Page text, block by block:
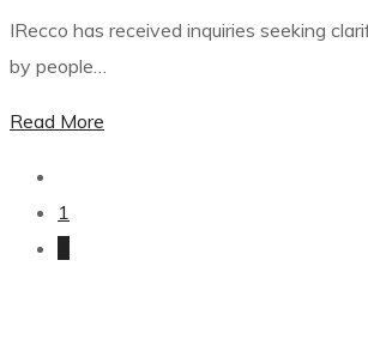
IRecco has received inquiries seeking
by people…
Read More
1